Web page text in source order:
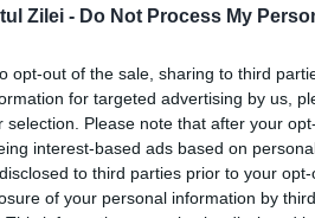
Zilei - Do Not Process My
opt-out of the sale, sharing to third
for targeted advertising by us,
selection. Please note that after your
interest-based ads based on
to third parties prior to your
of your personal information by
că în acea
a procedat așa.
Aveam o problemă